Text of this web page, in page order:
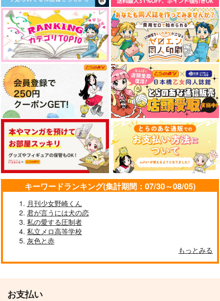
箱根路の選択
スイートルーム
787円（税込）
宮本伊織×セイバー
サンプル
作品詳細
アルブス・ロクス
蒸発プリズム
1,257円 （税込）
ルートヴィッヒ×フェリシアーノ
サンプル
作品詳細
戦友よ
からあげ本舗
1,100円（税込）
ギルベルト・バイルシュ
ミット
サンプル
作品詳細
梅ノ屋
茶碗飯再録定食1
茶碗飯
2,357円（税込）
刀剣乱舞
サンプル
カート
我侭一つ願うなら
白霜亭
専売 472円（税込）
刀剣乱舞
燭台切光忠×歌仙兼定
サンプル
カート
花葬の約束
おむすびおいしい
専売 1,572円（税込）
刀剣乱舞 歌仙兼定
サンプル
カート
date date date
刀剣男士×審神者
キーワードランキング(集計期間：07/30～08/05)
月刊少女野崎くん
君が言うには犬の恋
私の愛する圧制者
私立メロ高等学校
灰色と赤
もっとみる
お支払い